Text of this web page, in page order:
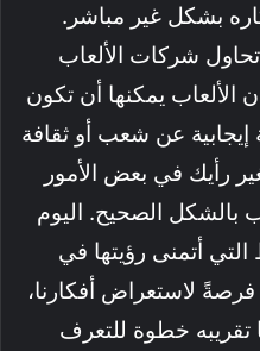
بشكل غير مباشر.
شركات الألعاب
الألعاب يمكنها أن تكون
عن شعب أو ثقافة
رأيك في بعض الأمور
بالشكل الصحيح. اليوم
أتمنى رؤيتها في
فرصةً لاستعراض أفكارنا،
تقريبه خطوة للتعرف